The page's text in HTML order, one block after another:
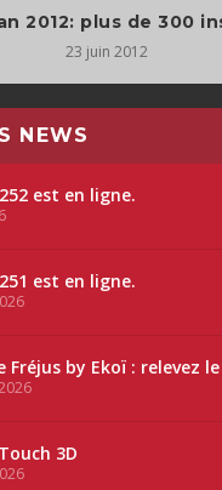
2012: plus de 300
23 juin 2012
NEWS
est en ligne.
est en ligne.
by Ekoï : relevez
3D